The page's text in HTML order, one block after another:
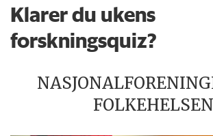
Klarer du ukens
forskningsquiz?
FOLKEHELSEN